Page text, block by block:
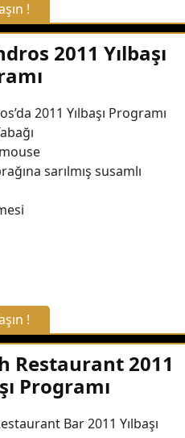
!
2011 Yılbaşı
2011 Yılbaşı Programı
sarılmış susamlı
!
Restaurant 2011
Programı
Bar 2011 Yılbaşı